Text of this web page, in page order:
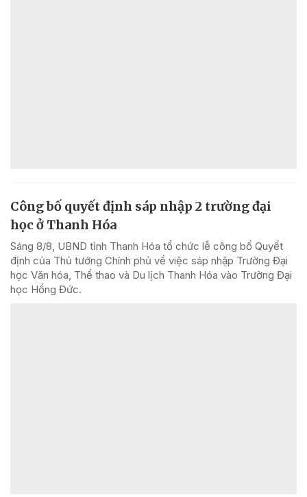
Công bố quyết định sáp nhập 2 trường đại
học ở Thanh Hóa
Sáng 8/8, UBND tỉnh Thanh Hóa tổ chức lễ công bố Quyết
định của Thủ tướng Chính phủ về việc sáp nhập Trường Đại
học Văn hóa, Thể thao và Du lịch Thanh Hóa vào Trường Đại
học Hồng Đức.